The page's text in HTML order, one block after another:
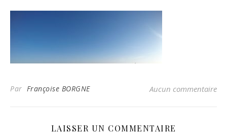
Par Françoise BORGNE Aucun commentaire
LAISSER UN COMMENTAIRE